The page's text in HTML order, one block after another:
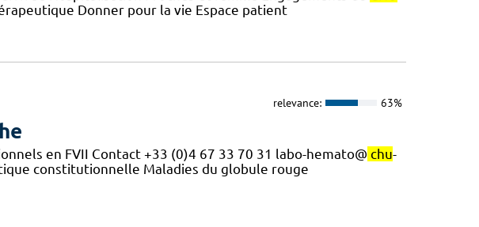
Donner pour la vie Espace patient
relevance: 63%
en FVII Contact +33 (0)4 67 33 70 31 labo-hemato@ chu-
constitutionnelle Maladies du globule rouge